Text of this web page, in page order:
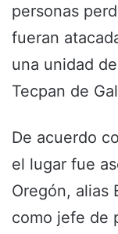
personas
fueran
una unidad
Tecpan de
De acuerdo
el lugar fue
Oregón, alias
como jefe de